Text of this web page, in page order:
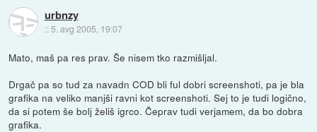
urbnzy
:: 5. avg 2005, 19:07
Mato, maš pa res prav. Še nisem tko razmišljal.
Drgač pa so tud za navadn COD bli ful dobri screenshoti, pa je bla
grafika na veliko manjši ravni kot screenshoti. Sej to je tudi logično,
da si potem še bolj želiš igrco. Čeprav tudi verjamem, da bo dobra
grafika.